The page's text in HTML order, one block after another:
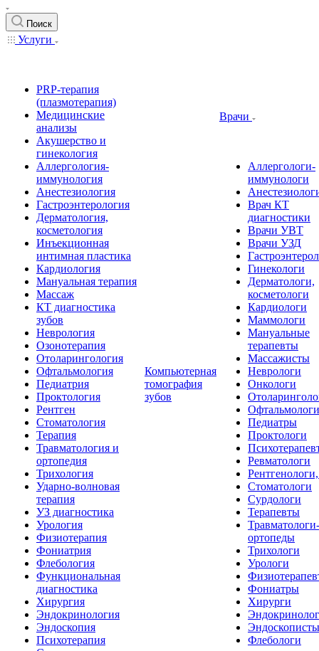
Поиск
Услуги
PRP-терапия
(плазмотерапия)
Медицинские
анализы
Акушерство и
гинекология
Аллергология-
иммунология
Анестезиология
Гастроэнтерология
Дерматология,
косметология
Инъекционная
интимная пластика
Кардиология
Мануальная терапия
Массаж
КТ диагностика
зубов
Неврология
Озонотерапия
Отоларингология
Офтальмология
Педиатрия
Проктология
Рентген
Стоматология
Терапия
Травматология и
ортопедия
Трихология
Ударно-волновая
терапия
УЗ диагностика
Урология
Физиотерапия
Фониатрия
Флебология
Функциональная
диагностика
Хирургия
Эндокринология
Эндоскопия
Психотерапия
Компьютерная
томография
зубов
Врачи
Аллергологи-
иммунологи
Врач КТ
диагностики
Врачи УВТ
Врачи УЗД
Гинекологи
Дерматологи,
косметологи
Кардиологи
Маммологи
Мануальные
терапевты
Массажисты
Неврологи
Онкологи
Офтальмологи
Педиатры
Проктологи
Ревматологи
Стоматологи
Сурдологи
Терапевты
Травматологи-
ортопеды
Трихологи
Урологи
Фониатры
Хирурги
Эндоскописты
Флебологи